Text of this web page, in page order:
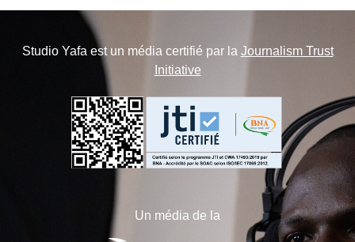
Studio Yafa est un média certifié par la Journalism Trust
Initiative
Un média de la